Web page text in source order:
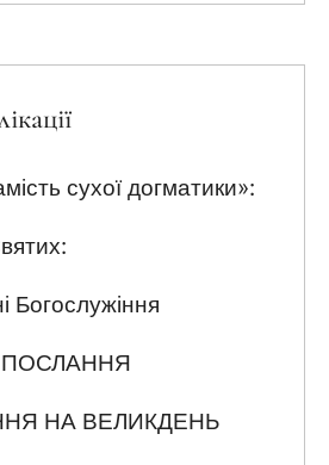
сухої догматики»:
Богослужіння
НА ВЕЛИКДЕНЬ